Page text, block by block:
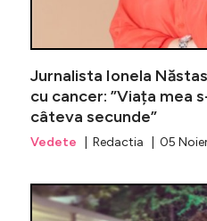
Jurnalista Ionela
cu cancer: ”Viața mea
câteva secunde”
Vedete | Redactia | 05